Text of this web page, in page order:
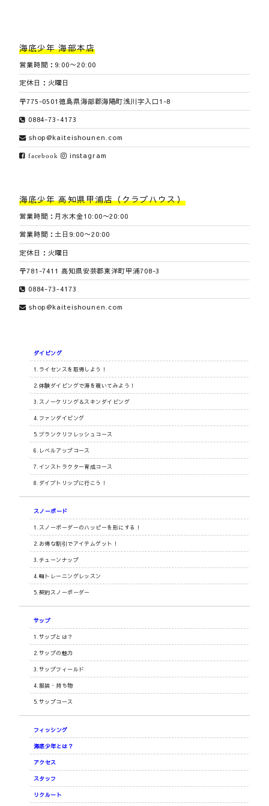
海底少年 海部本店
営業時間：9:00〜20:00
定休日：火曜日
〒775-0501徳島県海部郡海陽町浅川字入口1-8
0884-73-4173
shop@kaiteishounen.com
facebook instagram
海底少年 高知県甲浦店（クラブハウス）
営業時間：月水木金10:00〜20:00
営業時間：土日9:00〜20:00
定休日：火曜日
〒781-7411 高知県安芸郡東洋町甲浦708-3
0884-73-4173
shop@kaiteishounen.com
ダイビング
1.ライセンスを取得しよう！
2.体験ダイビングで海を覗いてみよう！
3.スノーケリング＆スキンダイビング
4.ファンダイビング
5.ブランクリフレッシュコース
6.レベルアップコース
7.インストラクター育成コース
8.ダイブトリップに行こう！
スノーボード
1.スノーボーダーのハッピーを形にする！
2.お得な割引でアイテムゲット！
3.チューンナップ
4.軸トレーニングレッスン
5.契約スノーボーダー
サップ
1.サップとは？
2.サップの魅力
3.サップフィールド
4.服装・持ち物
5.サップコース
フィッシング
海底少年とは？
アクセス
スタッフ
リクルート